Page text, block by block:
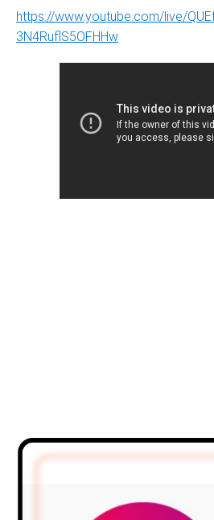
https://www.youtube.com/live/
3N4RuflS5OFHHw